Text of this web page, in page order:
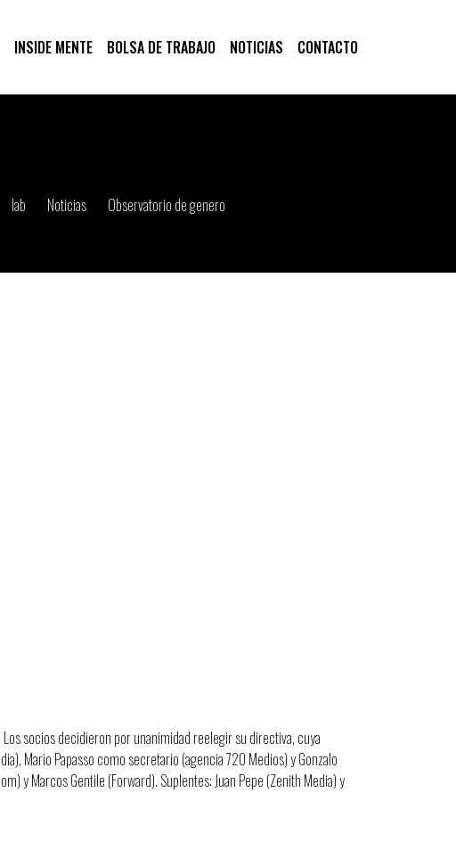
INSIDE MENTE BOLSA DE TRABAJO NOTICIAS CONTACTO
Iab Noticias
Observatorio de genero
socios decidieron por unanimidad reelegir su directiva, cuya
Mario Papasso como secretario (agencia 720 Medios) y Gonzalo
y Marcos Gentile (Forward). Suplentes: Juan Pepe (Zenith Media) y